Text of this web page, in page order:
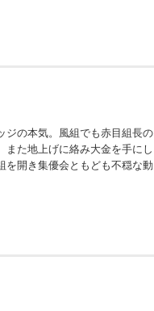
ジの本気。風組でも赤目組長の
た地上げに絡み大金を手にし
を開き集優会ともども不穏な動